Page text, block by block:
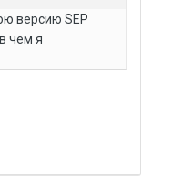
версию SEP
чем я